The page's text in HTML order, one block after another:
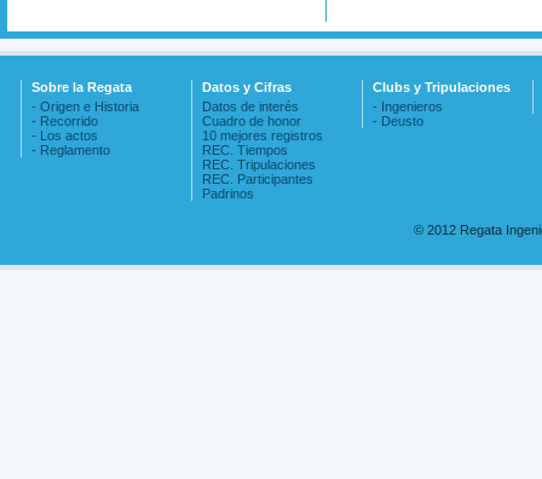
Sobre la Regata
- Origen e Historia
- Recorrido
- Los actos
- Reglamento
Datos y Cifras
Datos de interés
Cuadro de honor
10 mejores registros
REC. Tiempos
REC. Tripulaciones
REC. Participantes
Padrinos
Clubs y Tripulaciones
- Ingenieros
- Deusto
© 2012 Regata